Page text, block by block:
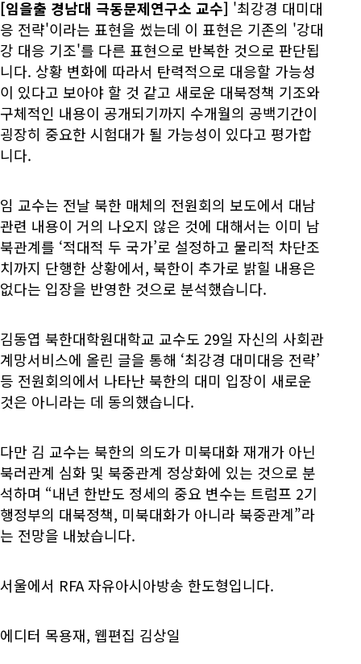
[임을출 경남대 극동문제연구소 교수] '최강경 대미대
응 전략'이라는 표현을 썼는데 이 표현은 기존의 '강대
강 대응 기조'를 다른 표현으로 반복한 것으로 판단됩
니다. 상황 변화에 따라서 탄력적으로 대응할 가능성
이 있다고 보아야 할 것 같고 새로운 대북정책 기조와
구체적인 내용이 공개되기까지 수개월의 공백기간이
굉장히 중요한 시험대가 될 가능성이 있다고 평가합
니다.
임 교수는 전날 북한 매체의 전원회의 보도에서 대남
관련 내용이 거의 나오지 않은 것에 대해서는 이미 남
북관계를 ‘적대적 두 국가’로 설정하고 물리적 차단조
치까지 단행한 상황에서, 북한이 추가로 밝힐 내용은
없다는 입장을 반영한 것으로 분석했습니다.
김동엽 북한대학원대학교 교수도 29일 자신의 사회관
계망서비스에 올린 글을 통해 ‘최강경 대미대응 전략’
등 전원회의에서 나타난 북한의 대미 입장이 새로운
것은 아니라는 데 동의했습니다.
다만 김 교수는 북한의 의도가 미북대화 재개가 아닌
북러관계 심화 및 북중관계 정상화에 있는 것으로 분
석하며 “내년 한반도 정세의 중요 변수는 트럼프 2기
행정부의 대북정책, 미북대화가 아니라 북중관계”라
는 전망을 내놨습니다.
서울에서 RFA 자유아시아방송 한도형입니다.
에디터 목용재, 웹편집 김상일